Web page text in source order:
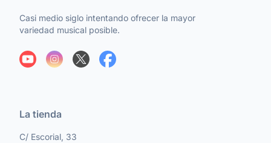
Casi medio siglo intentando ofrecer la mayor
variedad musical posible.
La tienda
C/ Escorial, 33